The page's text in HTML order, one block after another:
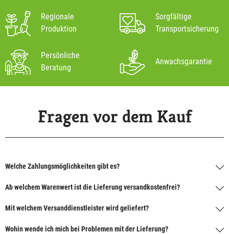
Regionale
Produktion
Sorgfältige
Transportsicherung
Persönliche
Beratung
Anwachsgarantie
Fragen vor dem Kauf
Welche Zahlungsmöglichkeiten gibt es?
Ab welchem Warenwert ist die Lieferung versandkostenfrei?
Mit welchem Versanddienstleister wird geliefert?
Wohin wende ich mich bei Problemen mit der Lieferung?